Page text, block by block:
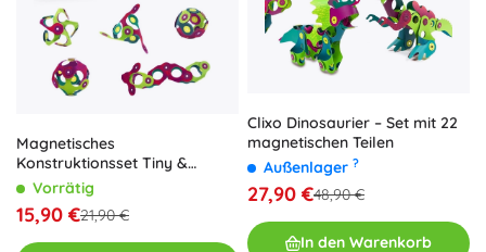
Magnetisches
Konstruktionsset Tiny &
Mighty – Dinosaurier, 9 Teile
Vorrätig
15,90 €21,90 €
Clixo Dinosaurier – Set mit 22
magnetischen Teilen
Außenlager ?
27,90 €48,90 €
In den Warenkorb